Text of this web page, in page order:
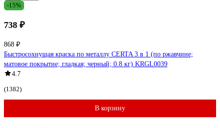
-15%
738 ₽
868 ₽
Быстросохнущая краска по металлу CERTA 3 в 1 (по ржавчине;
матовое покрытие; гладкая; черный; 0.8 кг) KRGL0039
4.7
(1382)
В корзину